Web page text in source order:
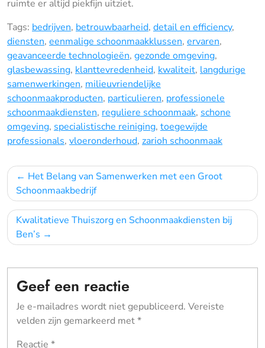
ruimte er altijd piekfijn uitziet.
Tags: bedrijven, betrouwbaarheid, detail en efficiency,
diensten, eenmalige schoonmaakklussen, ervaren,
geavanceerde technologieën, gezonde omgeving,
glasbewassing, klanttevredenheid, kwaliteit, langdurige
samenwerkingen, milieuvriendelijke
schoonmaakproducten, particulieren, professionele
schoonmaakdiensten, reguliere schoonmaak, schone
omgeving, specialistische reiniging, toegewijde
professionals, vloeronderhoud, zarioh schoonmaak
Bericht
navigatie
Het Belang van Samenwerken met een Groot
Schoonmaakbedrijf
Kwalitatieve Thuiszorg en Schoonmaakdiensten bij
Ben’s
Geef een reactie
Je e-mailadres wordt niet gepubliceerd. Vereiste
velden zijn gemarkeerd met*
Reactie *